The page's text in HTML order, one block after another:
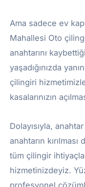
Ama sadece ev
Mahallesi Oto
anahtarını
yaşadığınızda
çilingiri
kasalarınızın
Dolayısıyla,
anahtarın
tüm çilingir
hizmetinizdeyiz.